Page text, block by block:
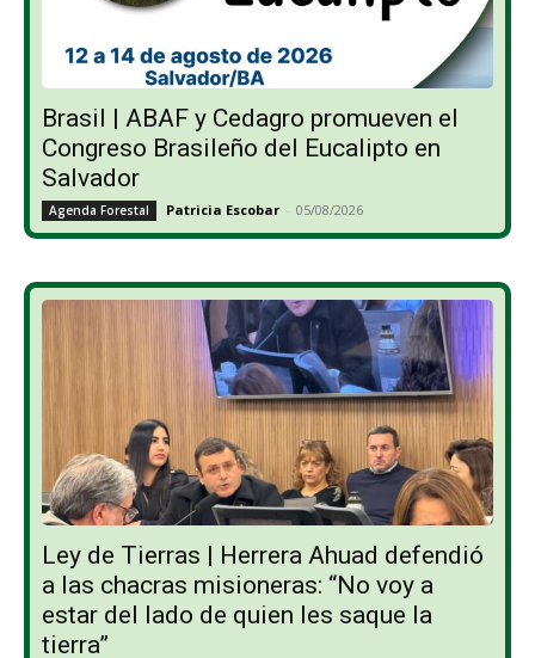
Brasil | ABAF y Cedagro promueven el
Congreso Brasileño del Eucalipto en
Salvador
Agenda Forestal Patricia Escobar - 05/08/2026
Ley de Tierras | Herrera Ahuad defendió
a las chacras misioneras: “No voy a
estar del lado de quien les saque la
tierra”